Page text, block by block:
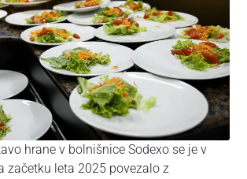
hrane v bolnišnice Sodexo se je v
začetku leta 2025 povezalo z